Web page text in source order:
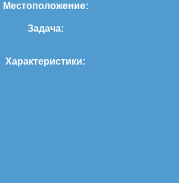
Местоположение:
Задача:
Характеристики: